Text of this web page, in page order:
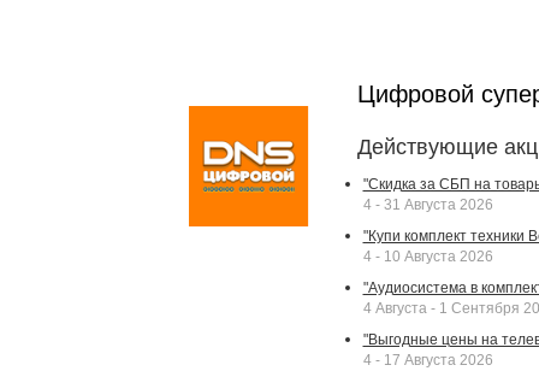
Цифровой
Действующие
"Скидка за СБП на
4 - 31 Августа 2026
"Купи комплект техники
4 - 10 Августа 2026
"Аудиосистема в
4 Августа - 1 Сентября
"Выгодные цены на
4 - 17 Августа 2026